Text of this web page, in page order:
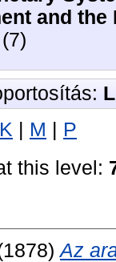
and
(7)
K M
P
this level:
Az